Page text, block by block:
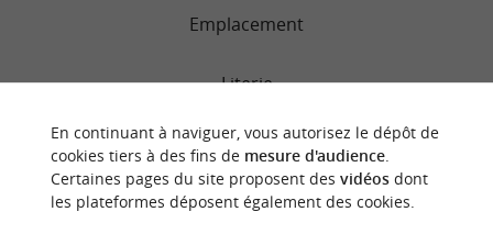
Emplacement
Literie
Chambres
Service
En continuant à naviguer, vous autorisez le dépôt de
cookies tiers à des fins de mesure d'audience.
Certaines pages du site proposent des vidéosdont
les plateformes déposent également des cookies.